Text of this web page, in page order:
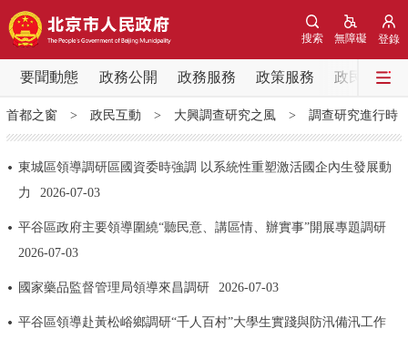
登錄
無障礙
搜索
要聞動態 政務公開 政務服務 政策服務 政民互動
要聞動態
黨中央精神 國務院資訊 中央部委動態
北京要聞 會議資訊 部門動態
各區熱點
市領導 機構職能 政策服務
首都之窗> 政民互動 > 大興調查研究之風> 調查研究進行時
東城區領導調研區國資委時強調 以系統性重塑激活國企內生發展動
力
2026-07-03
平谷區政府主要領導圍繞“聽民意、講區情、辦實事”開展專題調研
2026-07-03
國家藥品監督管理局領導來昌調研 2026-07-03
平谷區領導赴黃松峪鄉調研“千人百村”大學生實踐與防汛備汛工作